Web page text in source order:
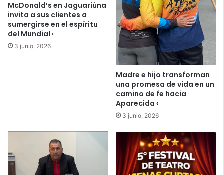
McDonald’s en Jaguariúna
invita a sus clientes a
sumergirse en el espíritu
del Mundial ‹
3 junio, 2026
Madre e hijo transforman
una promesa de vida en un
camino de fe hacia
Aparecida ‹
3 junio, 2026